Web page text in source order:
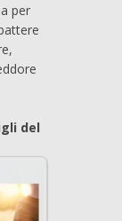
per
del